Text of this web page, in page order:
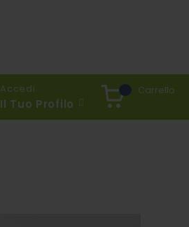
Carrello
Accedi
Il Tuo Profilo